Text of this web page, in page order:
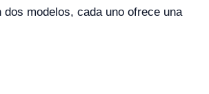
modelos, cada uno ofrece una